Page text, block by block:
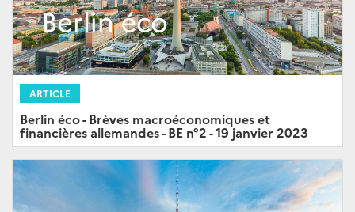
ARTICLE
Berlin éco - Brèves macroéconomiques et
financières allemandes - BE n°2 - 19 janvier 2023